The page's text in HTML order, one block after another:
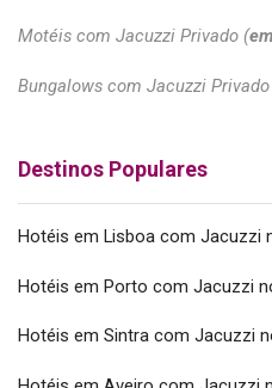
Motéis com Jacuzzi Privado (
Bungalows com Jacuzzi
Destinos Populares
Hotéis em Lisboa com Jacuzzi
Hotéis em Porto com Jacuzzi
Hotéis em Sintra com Jacuzzi